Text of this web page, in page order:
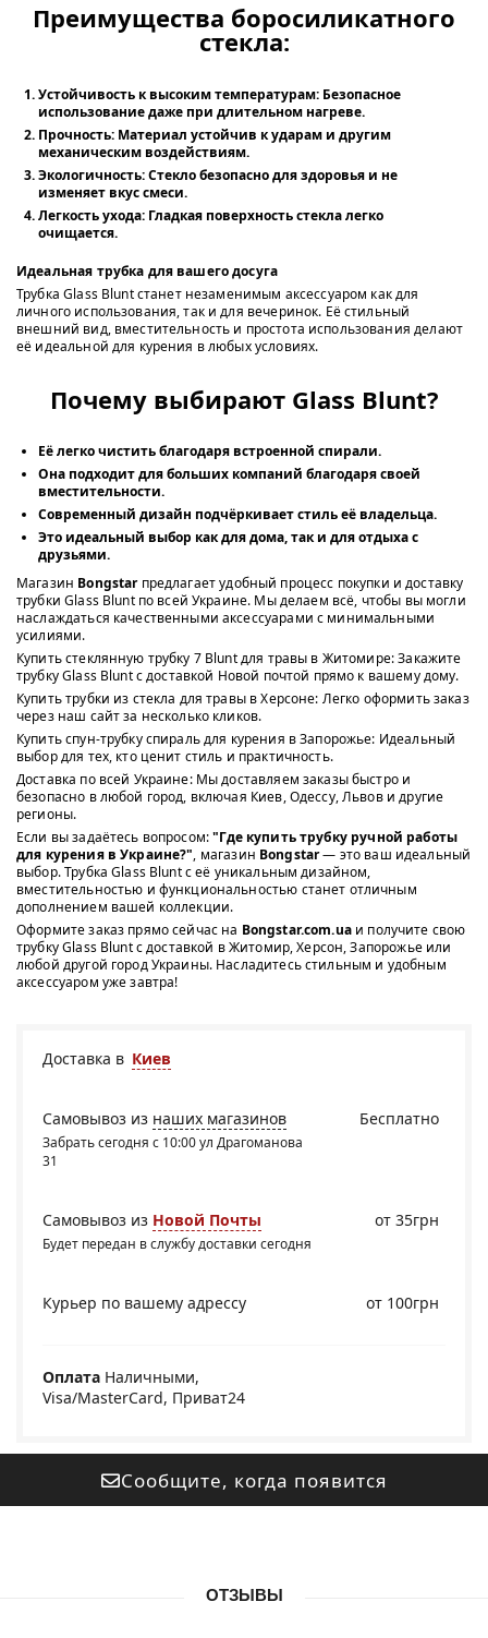
Преимущества боросиликатного
стекла:
Устойчивость к высоким температурам: Безопасное
использование даже при длительном нагреве.
Прочность: Материал устойчив к ударам и другим
механическим воздействиям.
Экологичность:Стекло безопасно для здоровья и не
изменяет вкус смеси.
Легкость ухода: Гладкая поверхность стекла легко
очищается.
Идеальная трубка для вашего досуга
Трубка Glass Blunt станет незаменимым аксессуаром как для
личного использования, так и для вечеринок. Её стильный
внешний вид, вместительность и простота использования делают
её идеальной для курения в любых условиях.
Почему выбирают Glass Blunt?
Её легко чистить благодаря встроенной спирали.
Она подходит для больших компаний благодаря своей
вместительности.
Современный дизайн подчёркивает стиль её владельца.
Это идеальный выбор как для дома, так и для отдыха с
друзьями.
Магазин Bongstarпредлагает удобный процесс покупки и доставку
трубки Glass Blunt по всей Украине. Мы делаем всё, чтобы вы могли
наслаждаться качественными аксессуарами с минимальными
усилиями.
Купить стеклянную трубку 7 Blunt для травы в Житомире: Закажите
трубку Glass Blunt с доставкой Новой почтой прямо к вашему дому.
Купить трубки из стекла для травы в Херсоне: Легко оформить заказ
через наш сайт за несколько кликов.
Купить спун-трубку спираль для курения в Запорожье: Идеальный
выбор для тех, кто ценит стиль и практичность.
Доставка по всей Украине: Мы доставляем заказы быстро и
безопасно в любой город, включая Киев, Одессу, Львов и другие
регионы.
Если вы задаётесь вопросом:"Где купить трубку ручной работы
для курения в Украине?", магазин Bongstar— это ваш идеальный
выбор. Трубка Glass Blunt с её уникальным дизайном,
вместительностью и функциональностью станет отличным
дополнением вашей коллекции.
Оформите заказ прямо сейчас на Bongstar.com.uaи получите свою
трубку Glass Blunt с доставкой в Житомир, Херсон, Запорожье или
любой другой город Украины. Насладитесь стильным и удобным
аксессуаром уже завтра!
Доставка в Киев
Бесплатно
Самовывоз из наших магазинов
Забрать сегодня с 10:00 ул Драгоманова
31
Самовывоз из Новой Почты
Будет передан в службу доставки сегодня
от 35грн
Курьер по вашему адрессу от 100грн
Оплата Наличными,
Visa/MasterCard, Приват24
Сообщите, когда появится
ОТЗЫВЫ